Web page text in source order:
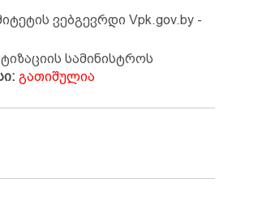
ვებგევრდი Vpk.gov.by -
სამინისტროს
გათიშულია